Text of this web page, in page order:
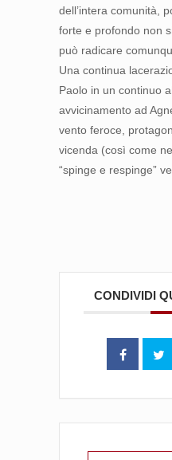
dell’intera comunità,
forte e profondo non
può radicare
Una continua
Paolo in un continuo
avvicinamento ad
vento feroce,
vicenda (così come
“spinge e respinge”
CONDIVIDI